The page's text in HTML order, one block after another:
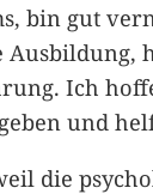
bin gut
Ich
und
die